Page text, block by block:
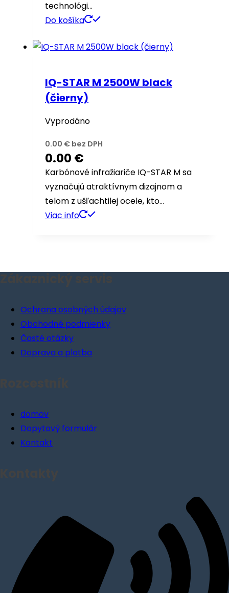
technológi…
Do košíka
IQ-STAR M 2500W black
(čierny)
Vyprodáno
0.00 € bez DPH
0.00 €
Karbónové infražiariče IQ-STAR M sa
vyznačujú atraktívnym dizajnom a
telom z ušľachtilej ocele, kto…
Viac info
MenuOchrana osobných údajov
Obchodné podmienky
Časté otázky
Doprava a platba
Menudomov
Dopytový formulár
Kontakt